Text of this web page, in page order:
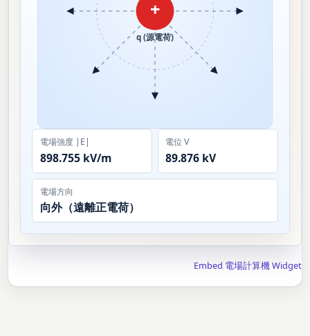
+
q (源電荷)
電場強度 |E|
898.755 kV/m
電位 V
89.876 kV
電場方向
向外（遠離正電荷）
Embed 電場計算機 Widget